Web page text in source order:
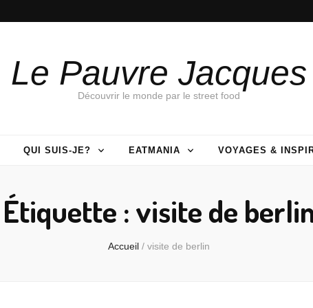
Le Pauvre Jacques
Découvrir le monde par le street food
QUI SUIS-JE? EATMANIA VOYAGES &
Étiquette : visite de
Accueil / visite de berlin